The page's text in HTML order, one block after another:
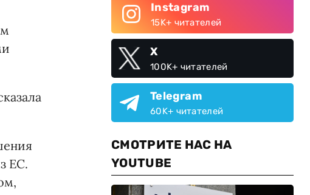
ЕС.
Instagram
15K+ читателей
X
100K+ читателей
Telegram
60K+ читателей
СМОТРИТЕ НАС НА
YOUTUBE